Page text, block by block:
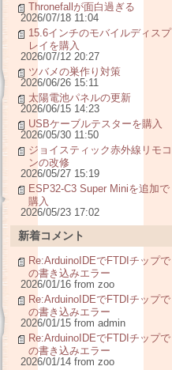
Thronefallが面白過ぎる
2026/07/18 11:04
15.6インチのモバイルディスプ
レイを購入
2026/07/12 20:27
ツバメの巣作り対策
2026/06/26 15:11
太陽電池パネルの更新
2026/06/15 14:23
USBケーブルテスターを購入
2026/05/30 11:50
ジョイスティック赤外線リモコ
ンの改修
2026/05/27 15:19
ESP32-C3 Super Miniを追加で
購入
2026/05/23 17:02
新着コメント
Re:ArduinoIDEでFTDIチップで
の書き込みエラー
2026/01/16 from zoo
Re:ArduinoIDEでFTDIチップで
の書き込みエラー
2026/01/15 from admin
Re:ArduinoIDEでFTDIチップで
の書き込みエラー
2026/01/14 from zoo